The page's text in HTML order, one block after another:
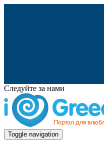
Следуйте за нами
Toggle navigation